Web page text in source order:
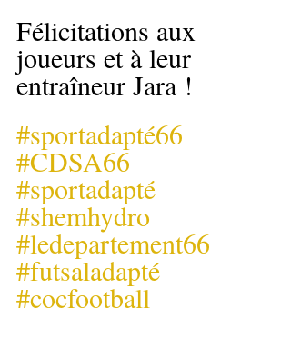
Félicitations aux
joueurs et à leur
entraîneur Jara !
#sportadapté66
#CDSA66
#sportadapté
#shemhydro
#ledepartement66
#futsaladapté
#cocfootball